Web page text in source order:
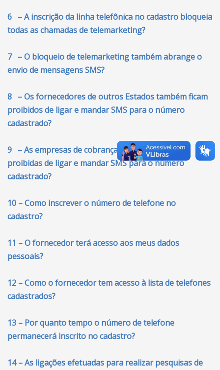
6 – A inscrição da linha telefônica no cadastro bloqueia
todas as chamadas de telemarketing?
7 – O bloqueio de telemarketing também abrange o
envio de mensagens SMS?
8 – Os fornecedores de outros Estados também ficam
proibidos de ligar e mandar SMS para o número
cadastrado?
9 – As empresas de cobranças também estão
proibidas de ligar e mandar SMS para o número
cadastrado?
10 – Como inscrever o número de telefone no
cadastro?
11 – O fornecedor terá acesso aos meus dados
pessoais?
12 – Como o fornecedor tem acesso à lista de telefones
cadastrados?
13 – Por quanto tempo o número de telefone
permanecerá inscrito no cadastro?
14 – As ligações efetuadas para realizar pesquisas de